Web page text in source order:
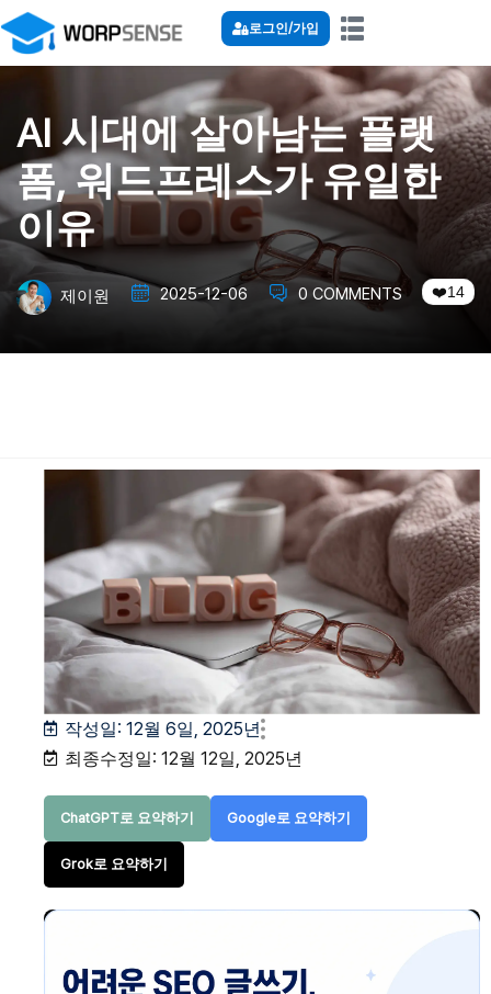
로그인/가입
AI 시대에 살아남는 플랫
폼, 워드프레스가 유일한
이유
제이원 2025-12-06 0 COMMENTS 14
작성일: 12월 6일, 2025년
최종수정일: 12월 12일, 2025년
ChatGPT로 요약하기 Google로 요약하기
Grok로 요약하기